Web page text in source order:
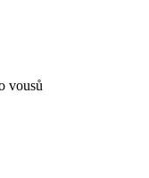
vousů